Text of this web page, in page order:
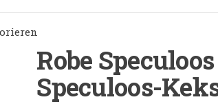
Robe
Speculoos-